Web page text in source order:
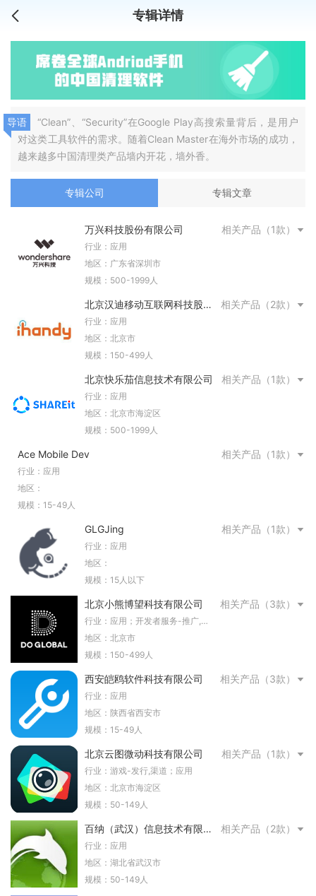
专辑详情
导语
“Clean”、“Security”在Google Play高搜索量背后，是用户
对这类工具软件的需求。随着Clean Master在海外市场的成功，
越来越多中国清理类产品墙内开花，墙外香。
专辑公司 专辑文章
万兴科技股份有限公司
行业：应用
地区：广东省深圳市
规模：500-1999人
相关产品（1款）
北京汉迪移动互联网科技股份
有限公司
行业：应用
地区：北京市
规模：150-499人
相关产品（2款）
北京快乐茄信息技术有限公司
行业：应用
地区：北京市海淀区
规模：500-1999人
相关产品（1款）
Ace Mobile Dev
行业：应用
地区：
规模：15-49人
相关产品（1款）
GLGJing
行业：应用
地区：
规模：15人以下
相关产品（1款）
北京小熊博望科技有限公司
行业：应用；开发者服务-推广,变
现
地区：北京市
规模：150-499人
相关产品（3款）
西安皑鸥软件科技有限公司
行业：应用
地区：陕西省西安市
规模：15-49人
相关产品（3款）
北京云图微动科技有限公司
行业：游戏-发行,渠道；应用
地区：北京市海淀区
规模：50-149人
相关产品（1款）
百纳（武汉）信息技术有限公
司
行业：应用
地区：湖北省武汉市
规模：50-149人
相关产品（2款）